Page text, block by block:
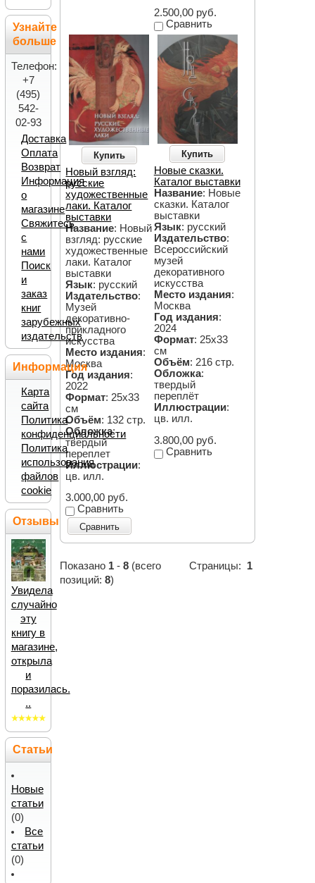
2.500,00 руб.
Сравнить
Купить
Новый взгляд:
русские
художественные
лаки. Каталог
выставки
Название: Новый
взгляд: русские
художественные
лаки. Каталог
выставки
Язык: русский
Издательство:
Музей
декоративно-
прикладного
искусства
Место издания:
Москва
Год издания:
2022
Формат: 25х33
см
Объём: 132 стр.
Обложка:
твердый
переплет
Иллюстрации:
цв. илл.
3.000,00 руб.
Сравнить
Купить
Новые сказки.
Каталог выставки
Название: Новые
сказки. Каталог
выставки
Язык: русский
Издательство:
Всероссийский
музей
декоративного
искусства
Место издания:
Москва
Год издания:
2024
Формат: 25х33
см
Объём: 216 стр.
Обложка:
твердый
переплёт
Иллюстрации:
цв. илл.
3.800,00 руб.
Сравнить
Сравнить
Страницы: 1
Показано 1 -8 (всего
позиций:8)
Узнайте
больше
Телефон:
+7
(495)
542-
02-93
Доставка
Оплата
Возврат
Информация
о
магазине
Свяжитесь
с
нами
Поиск
и
заказ
книг
зарубежных
издательств
Информация
Карта
сайта
Политика
конфиденциальности
Политика
использования
файлов
cookie
Отзывы
Увидела
случайно
эту
книгу в
магазине,
открыла
и
поразилась.
..
Статьи
Новые
статьи
(0)
Все
статьи
(0)